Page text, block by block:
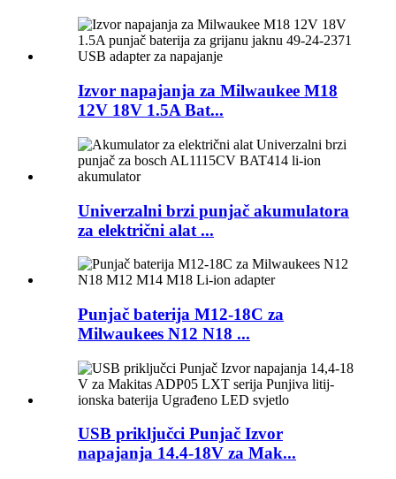
Izvor napajanja za Milwaukee M18
12V 18V 1.5A Bat...
Univerzalni brzi punjač akumulatora
za električni alat ...
Punjač baterija M12-18C za
Milwaukees N12 N18 ...
USB priključci Punjač Izvor
napajanja 14.4-18V za Mak...